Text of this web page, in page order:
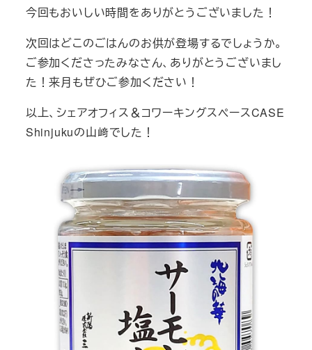
今回もおいしい時間をありがとうございました！
次回はどこのごはんのお供が登場するでしょうか。
ご参加くださったみなさん、ありがとうございまし
た！来月もぜひご参加ください！
以上、シェアオフィス＆コワーキングスペースCASE
Shinjukuの山﨑でした！